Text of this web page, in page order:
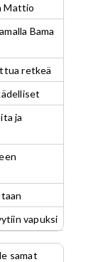
Mattio
Bama
retkeä
ja
vapuksi
samat